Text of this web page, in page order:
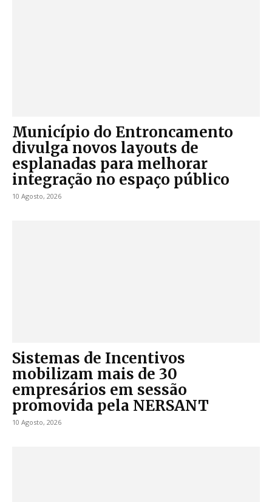
Município do Entroncamento
divulga novos layouts de
esplanadas para melhorar
integração no espaço público
10 Agosto, 2026
Sistemas de Incentivos
mobilizam mais de 30
empresários em sessão
promovida pela NERSANT
10 Agosto, 2026